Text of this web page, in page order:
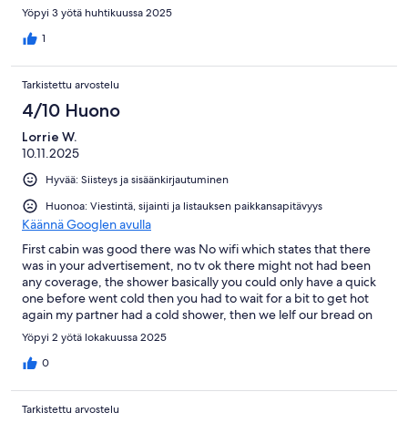
Yöpyi 3 yötä huhtikuussa 2025
1
Tarkistettu arvostelu
4/10 Huono
Lorrie W.
10.11.2025
Hyvää: Siisteys ja sisäänkirjautuminen
Huonoa: Viestintä, sijainti ja listauksen paikkansapitävyys
Käännä Googlen avulla
First cabin was good there was No wifi which states that there
was in your advertisement, no tv ok there might not had been
any coverage, the shower basically you could only have a quick
one before went cold then you had to wait for a bit to get hot
again my partner had a cold shower, then we lelf our bread on
the bench found ants all over our bread which we had to throw
away last of all Kawhia was bout 20 minutes away you said just
up road to me our stay wasn't satisfied so im asking for a Refund
Yöpyi 2 yötä lokakuussa 2025
0
Tarkistettu arvostelu